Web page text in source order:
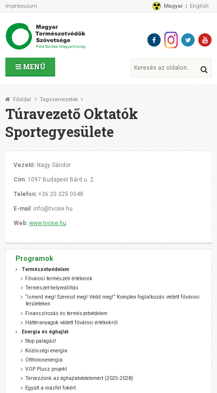
MENÜ
Impresszum Magyar English
Az MTVSZ-ről
Programok
MTVSZ ügyek és események
Tagszervezetek
Támogatóink
CSATLAKOZZ hozzánk!
Elérhetőségeink
Támogatás
Főoldal Tagszervezetek
Túravezető Oktatók
Sportegyesülete
Vezető: Nagy Sándor
Cím: 1097 Budapest Bárd u. 2.
Telefon: +36 20 325 0048
E-mail : info@tvose.hu
Web: www.tvose.hu
Programok
Természetvédelem
Fővárosi természeti értékeink
Természet-helyreállítás
“Ismerd meg! Szeresd meg! Védd meg!” Komplex foglalkozás védett fővárosi
területeken
Finanszírozás és természetvédelem
Háttéranyagok védett fővárosi értékekről
Energia és éghajlat
Stop palagáz!
Közösségi energia
Otthonosenergia
VOP Plusz projekt
Tervezzünk az éghajlatvédelemért (2025-2028)
Együtt a másfél fokért